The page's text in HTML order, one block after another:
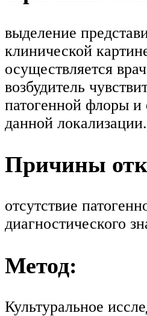
выделение
клинической
осуществляется
возбудитель
патогенной флоры и
данной локализации.
Причины
отсутствие
диагностического
Метод:
Культуральное